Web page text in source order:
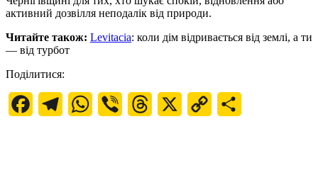
активний дозвілля неподалік від природи.
Читайте також: Levitacia: коли дім відривається від землі, а ти
— від турбот
Поділитися:
FacebookTelegramWhatsApp
Viber Threads
Copy